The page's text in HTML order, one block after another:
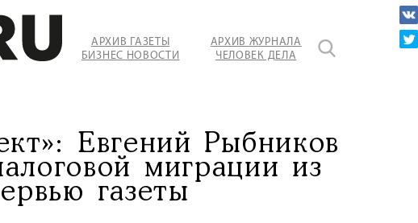
АРХИВ ГАЗЕТЫ
БИЗНЕС НОВОСТИ
АРХИВ ЖУРНАЛА
ЧЕЛОВЕК ДЕЛА
Евгений Рыбников
миграции из
газеты